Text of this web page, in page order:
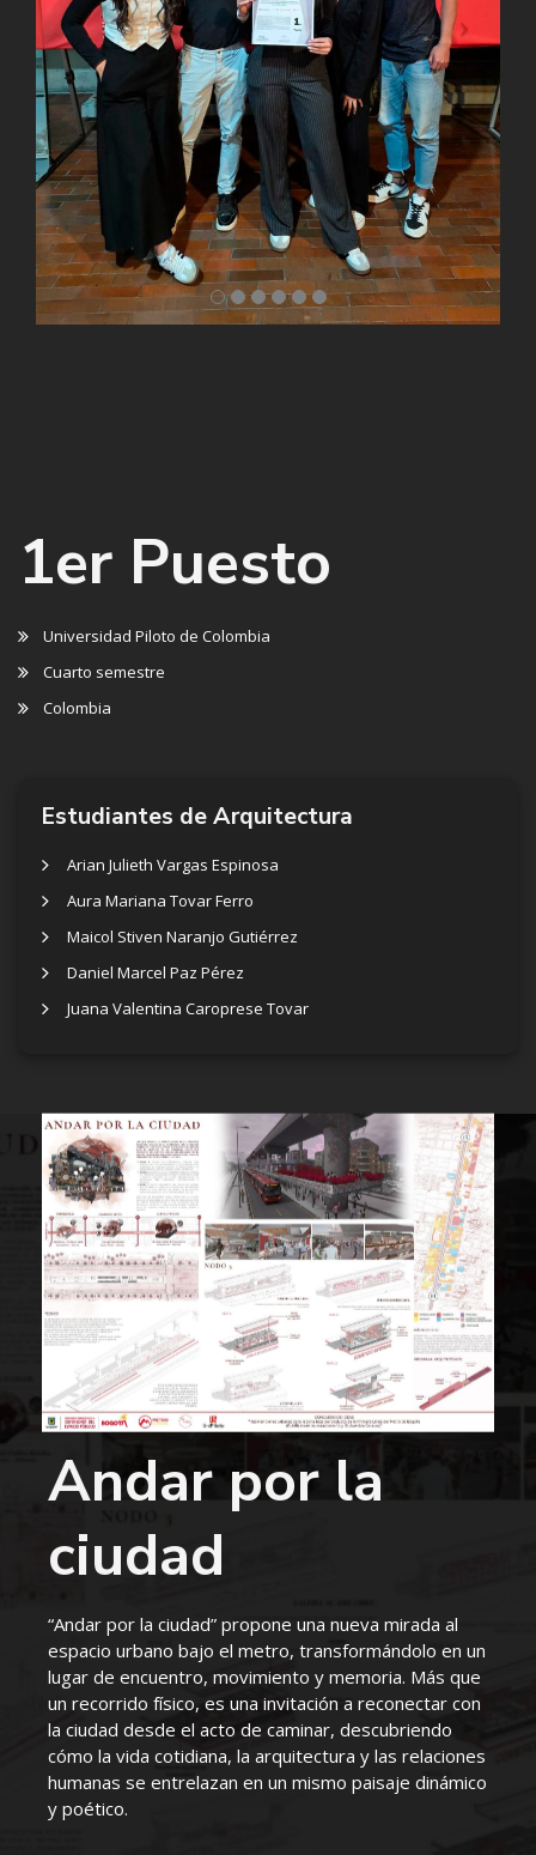
1er Puesto
Universidad Piloto de Colombia
Cuarto semestre
Colombia
Estudiantes de Arquitectura
Arian Julieth Vargas Espinosa
Aura Mariana Tovar Ferro
Maicol Stiven Naranjo Gutiérrez
Daniel Marcel Paz Pérez
Juana Valentina Caroprese Tovar
Andar por la
ciudad
“Andar por la ciudad” propone una nueva mirada al
espacio urbano bajo el metro, transformándolo en un
lugar de encuentro, movimiento y memoria. Más que
un recorrido físico, es una invitación a reconectar con
la ciudad desde el acto de caminar, descubriendo
cómo la vida cotidiana, la arquitectura y las relaciones
humanas se entrelazan en un mismo paisaje dinámico
y poético.